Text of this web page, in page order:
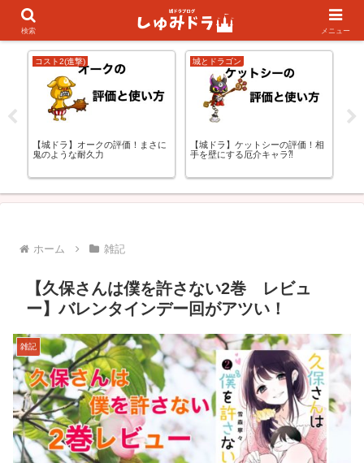
初心者の方向け
コスト2(進撃)
【城ドラ】オークの評価！まさに
鬼のような耐久力
城とドラゴン
【城ドラ】ケットシーの評価！相
手を壁にする厄介キャラ⁈
ホーム 雑記
【久保さんは僕を許さない2巻 レビュ
ー】バレンタインデー回がアツい！
雑記
検索 メニュー